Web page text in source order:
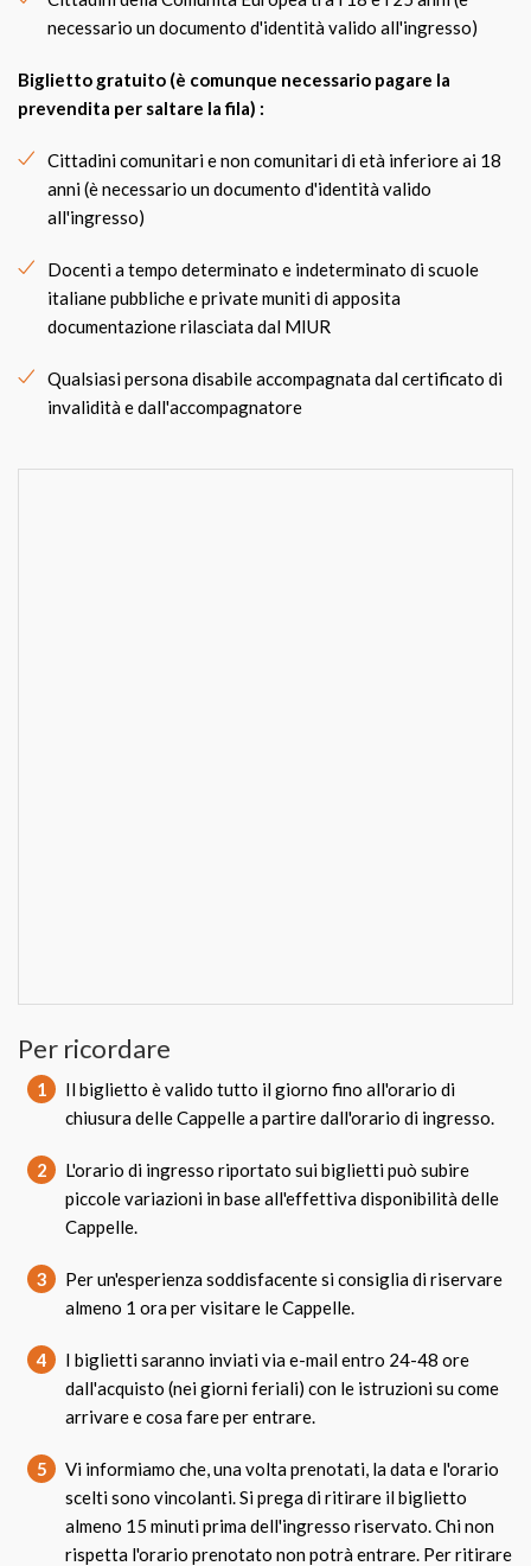
necessario un documento d'identità valido all'ingresso)
Biglietto gratuito (è comunque necessario pagare la
prevendita per saltare la fila) :
Cittadini comunitari e non comunitari di età inferiore ai 18
anni (è necessario un documento d'identità valido
all'ingresso)
Docenti a tempo determinato e indeterminato di scuole
italiane pubbliche e private muniti di apposita
documentazione rilasciata dal MIUR
Qualsiasi persona disabile accompagnata dal certificato di
invalidità e dall'accompagnatore
Per ricordare
1
Il biglietto è valido tutto il giorno fino all'orario di
chiusura delle Cappelle a partire dall'orario di ingresso.
2
L'orario di ingresso riportato sui biglietti può subire
piccole variazioni in base all'effettiva disponibilità delle
Cappelle.
3
Per un'esperienza soddisfacente si consiglia di riservare
almeno 1 ora per visitare le Cappelle.
4
I biglietti saranno inviati via e-mail entro 24-48 ore
dall'acquisto (nei giorni feriali) con le istruzioni su come
arrivare e cosa fare per entrare.
5
Vi informiamo che, una volta prenotati, la data e l'orario
scelti sono vincolanti. Si prega di ritirare il biglietto
almeno 15 minuti prima dell'ingresso riservato. Chi non
rispetta l'orario prenotato non potrà entrare. Per ritirare